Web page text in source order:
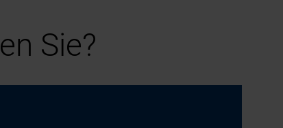
Sie?